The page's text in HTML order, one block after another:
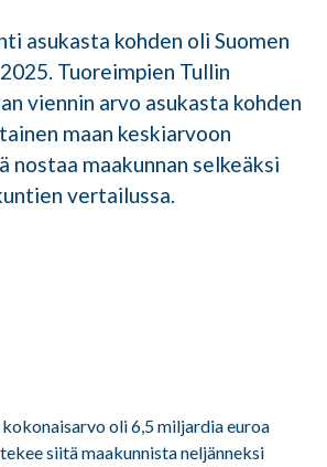
asukasta kohden oli Suomen
Tuoreimpien Tullin
viennin arvo asukasta kohden
maan keskiarvoon
nostaa maakunnan selkeäksi
vertailussa.
kokonaisarvo oli 6,5 miljardia euroa
siitä maakunnista neljänneksi